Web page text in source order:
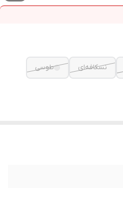
نسکافه‌ای
طوسی